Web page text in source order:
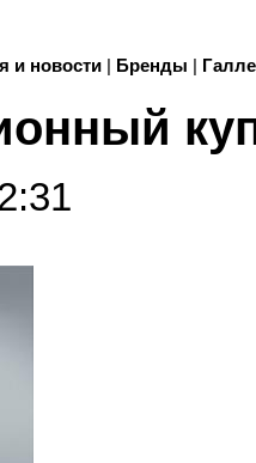
и новости| Бренды